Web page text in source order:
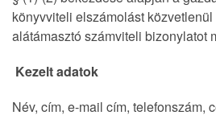
könyvviteli elszámolást
alátámasztó számviteli bizonylatot
Kezelt adatok
Név, cím, e-mail cím, telefonszám,